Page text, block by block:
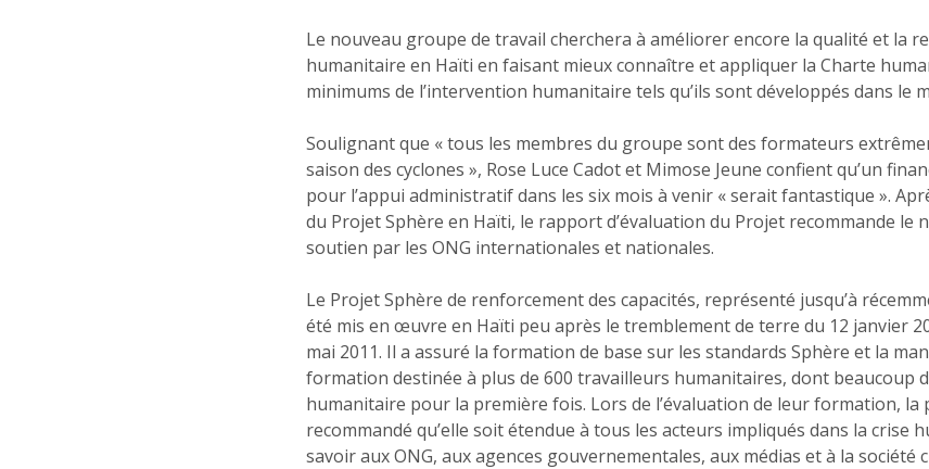
Le nouveau groupe de travail cherchera à améliorer encore la qualité et la
humanitaire en Haïti en faisant mieux connaître et appliquer la Charte
minimums de l’intervention humanitaire tels qu’ils sont développés dans le
Soulignant que « tous les membres du groupe sont des formateurs
saison des cyclones », Rose Luce Cadot et Mimose Jeune confient qu’un
pour l’appui administratif dans les six mois à venir « serait fantastique ».
du Projet Sphère en Haïti, le rapport d’évaluation du Projet recommande le
soutien par les ONG internationales et nationales.
Le Projet Sphère de renforcement des capacités, représenté jusqu’à
été mis en œuvre en Haïti peu après le tremblement de terre du 12 janvier
mai 2011. Il a assuré la formation de base sur les standards Sphère et la
formation destinée à plus de 600 travailleurs humanitaires, dont beaucoup
humanitaire pour la première fois. Lors de l’évaluation de leur formation,
recommandé qu’elle soit étendue à tous les acteurs impliqués dans la crise
savoir aux ONG, aux agences gouvernementales, aux médias et à la société